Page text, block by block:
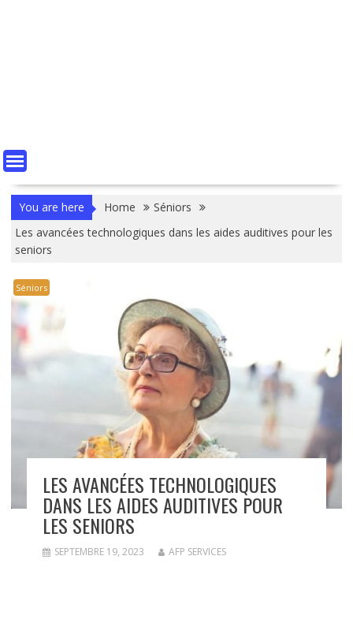
You are here Home
Séniors
Les avancées technologiques dans les aides auditives pour les
seniors
Séniors
LES AVANCÉES TECHNOLOGIQUES
DANS LES AIDES AUDITIVES POUR
LES SENIORS
SEPTEMBRE 19, 2023 AFP SERVICES